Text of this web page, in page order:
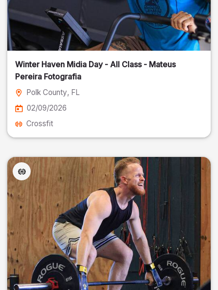
Winter Haven Midia Day - All Class - Mateus
Pereira Fotografia
Polk County, FL
02/09/2026
Crossfit